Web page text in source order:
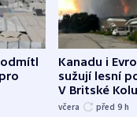
Kanadu i
sužují lesní
V Britské
evakuovali
včera před 9 h